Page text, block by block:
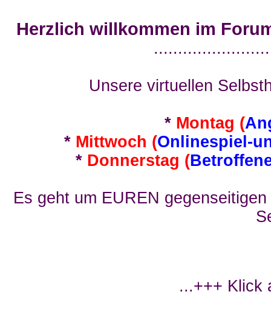
Herzlich willkommen im
Unsere virtuellen
* Montag (
* Mittwoch (Onlinespiel-
* Donnerstag (
Es geht um EUREN
...+++ Klick